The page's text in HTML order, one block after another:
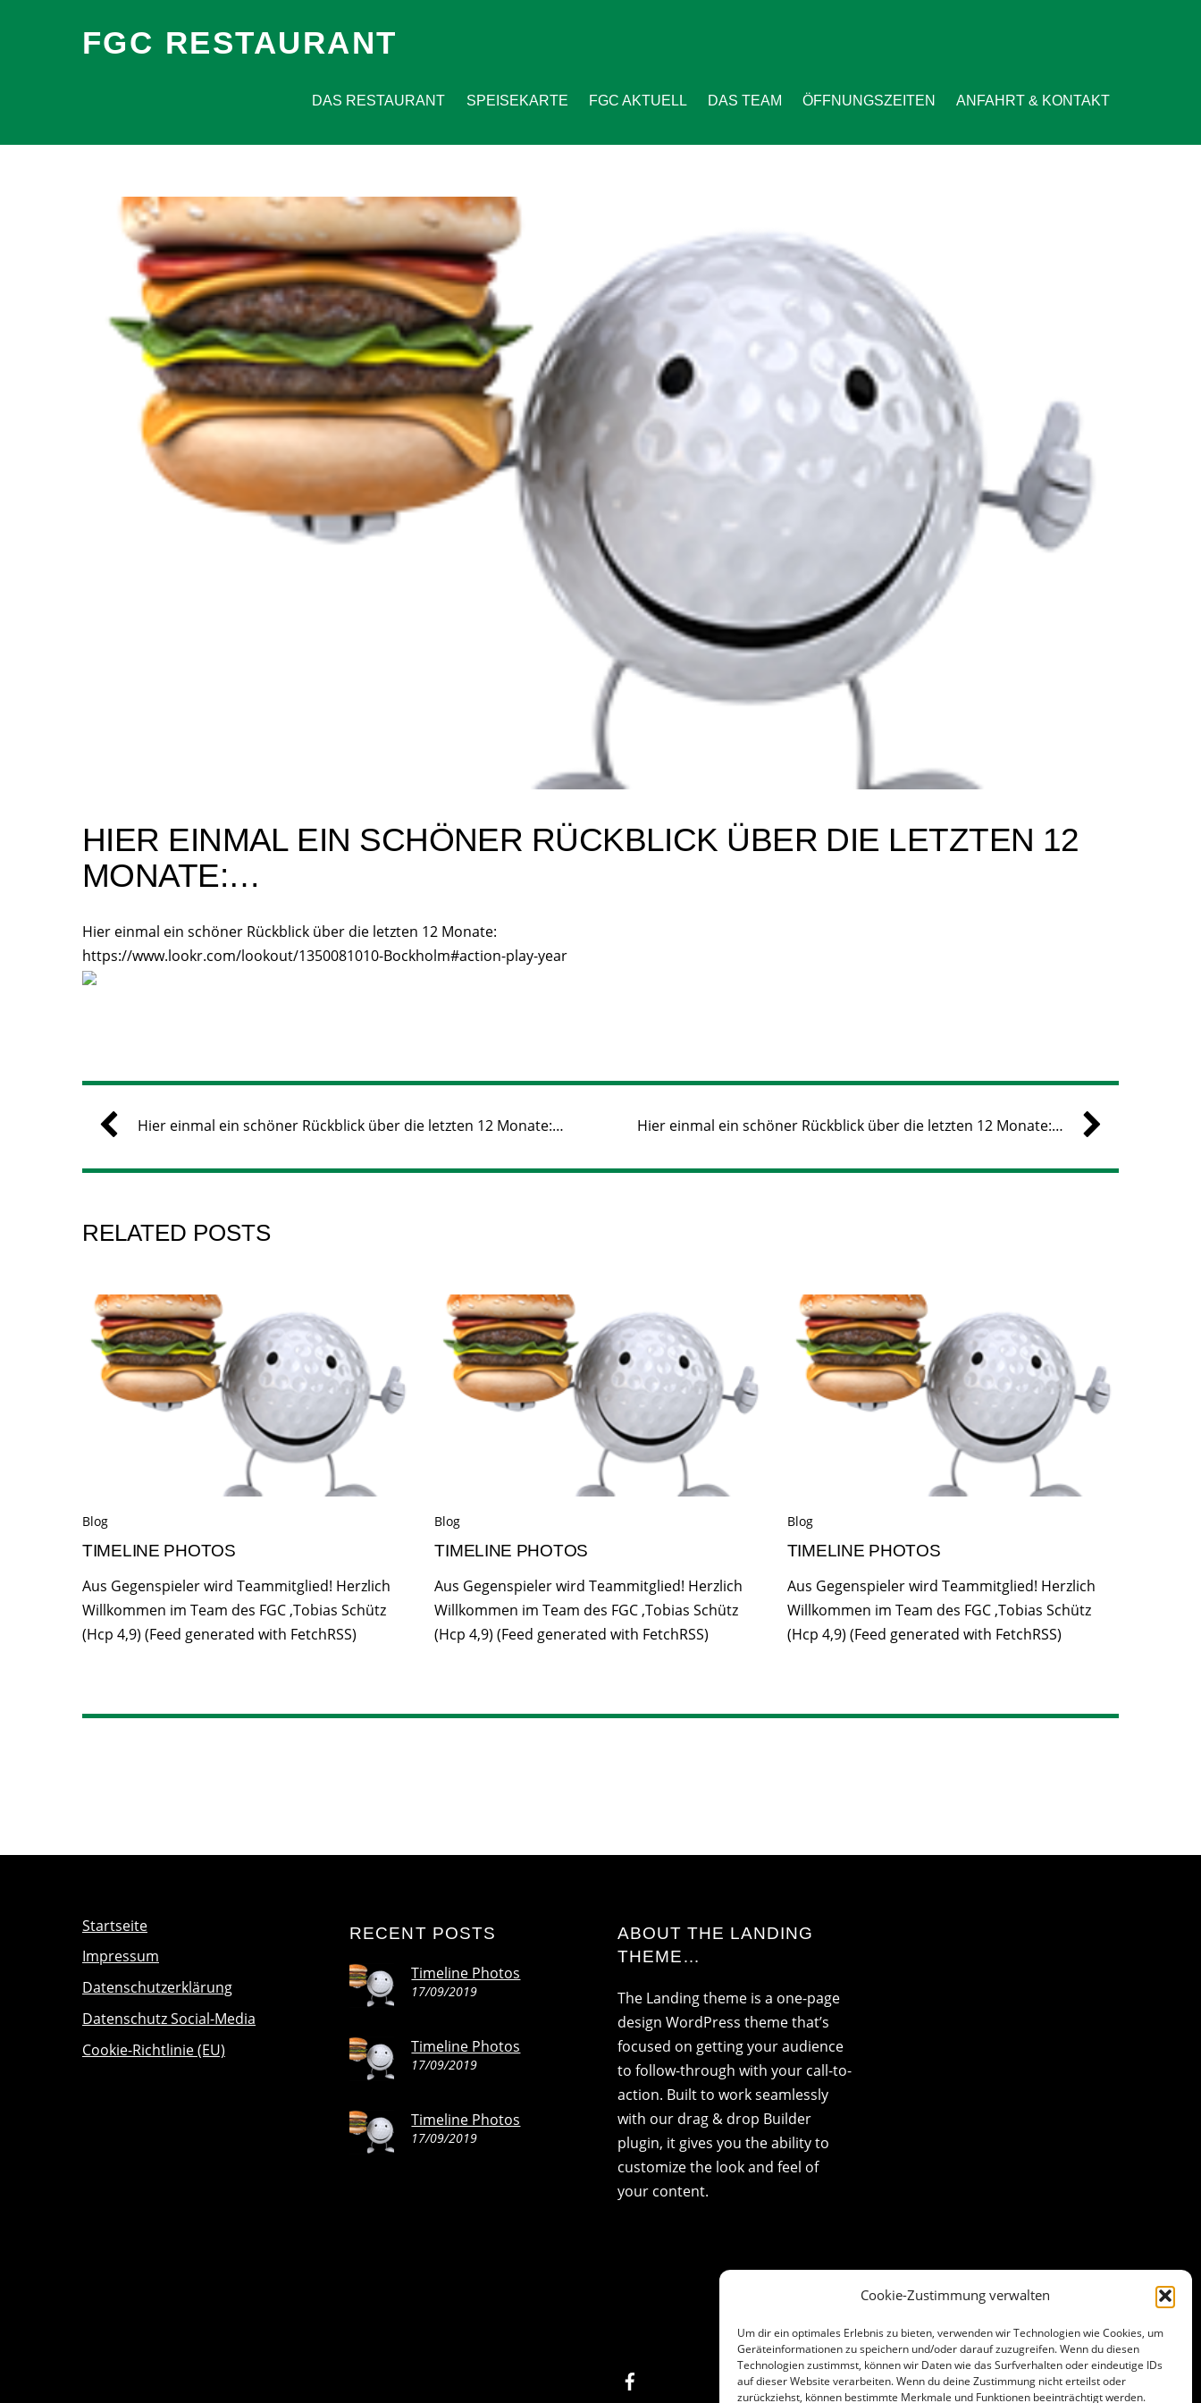
Cookie-Zustimmung verwalten
Um dir ein optimales Erlebnis zu bieten, verwenden wir Technologien wie Cookies, um
Geräteinformationen zu speichern und/oder darauf zuzugreifen. Wenn du diesen
Technologien zustimmst, können wir Daten wie das Surfverhalten oder eindeutige IDs
auf dieser Website verarbeiten. Wenn du deine Zustimmung nicht erteilst oder
zurückziehst, können bestimmte Merkmale und Funktionen beeinträchtigt werden.
FGC RESTAURANT
DAS RESTAURANT SPEISEKARTE FGC AKTUELL DAS TEAM ÖFFNUNGSZEITEN ANFAHRT & KONTAKT
HIER EINMAL EIN SCHÖNER RÜCKBLICK ÜBER DIE LETZTEN 12
MONATE:…
Hier einmal ein schöner Rückblick über die letzten 12 Monate:
https://www.lookr.com/lookout/1350081010-Bockholm#action-play-year
Hier einmal ein schöner Rückblick über die letzten 12 Monate:… Hier einmal ein schöner Rückblick über die letzten 12 Monate:…
RELATED POSTS
Blog
TIMELINE PHOTOS
Aus Gegenspieler wird Teammitglied! Herzlich
Willkommen im Team des FGC ,Tobias Schütz
(Hcp 4,9) (Feed generated with FetchRSS)
Blog
TIMELINE PHOTOS
Aus Gegenspieler wird Teammitglied! Herzlich
Willkommen im Team des FGC ,Tobias Schütz
(Hcp 4,9) (Feed generated with FetchRSS)
Blog
TIMELINE PHOTOS
Aus Gegenspieler wird Teammitglied! Herzlich
Willkommen im Team des FGC ,Tobias Schütz
(Hcp 4,9) (Feed generated with FetchRSS)
Startseite
Impressum
Datenschutzerklärung
Datenschutz Social-Media
Cookie-Richtlinie (EU)
RECENT POSTS
Timeline Photos
17/09/2019
Timeline Photos
17/09/2019
Timeline Photos
17/09/2019
ABOUT THE LANDING
THEME…
The Landing theme is a one-page
design WordPress theme that’s
focused on getting your audience
to follow-through with your call-to-
action. Built to work seamlessly
with our drag & drop Builder
plugin, it gives you the ability to
customize the look and feel of
your content.